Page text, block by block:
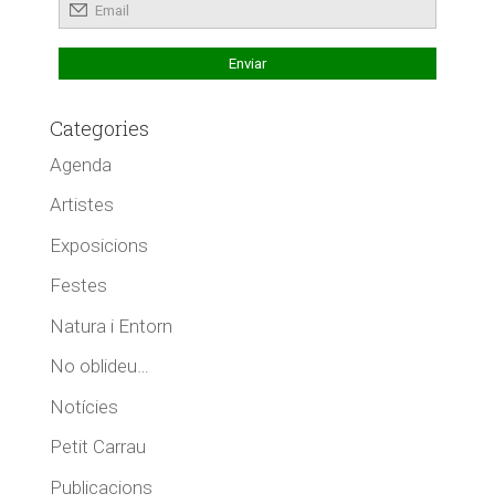
Categories
Agenda
Artistes
Exposicions
Festes
Natura i Entorn
No oblideu…
Notícies
Petit Carrau
Publicacions